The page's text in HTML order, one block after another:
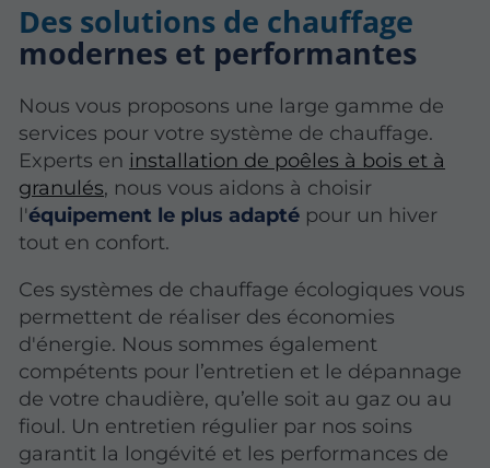
Des solutions de chauffage
modernes et performantes
Nous vous proposons une large gamme de
services pour votre système de chauffage.
Experts en installation de poêles à bois et à
granulés, nous vous aidons à choisir
l'équipement le plus adapté pour un hiver
tout en confort.
Ces systèmes de chauffage écologiques vous
permettent de réaliser des économies
d'énergie. Nous sommes également
compétents pour l’entretien et le dépannage
de votre chaudière, qu’elle soit au gaz ou au
fioul. Un entretien régulier par nos soins
garantit la longévité et les performances de